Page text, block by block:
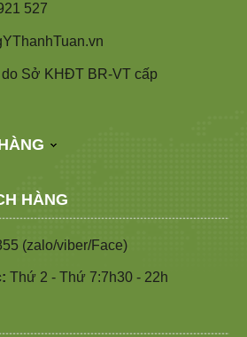
527
Sở KHĐT BR-VT cấp
HÀNG
(zalo/viber/Face)
Thứ 2 - Thứ 7:7h30 - 22h